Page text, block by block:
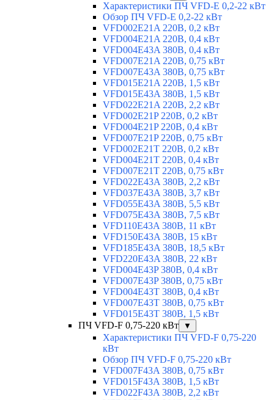
Характеристики ПЧ VFD-E 0,2-22 кВт
Обзор ПЧ VFD-E 0,2-22 кВт
VFD002E21A 220В, 0,2 кВт
VFD004E21A 220В, 0,4 кВт
VFD004E43A 380В, 0,4 кВт
VFD007E21A 220В, 0,75 кВт
VFD007E43A 380В, 0,75 кВт
VFD015E21A 220В, 1,5 кВт
VFD015E43A 380В, 1,5 кВт
VFD022E21A 220В, 2,2 кВт
VFD002E21P 220В, 0,2 кВт
VFD004E21P 220В, 0,4 кВт
VFD007E21P 220В, 0,75 кВт
VFD002E21T 220В, 0,2 кВт
VFD004E21T 220В, 0,4 кВт
VFD007E21T 220В, 0,75 кВт
VFD022E43A 380В, 2,2 кВт
VFD037E43A 380В, 3,7 кВт
VFD055E43A 380В, 5,5 кВт
VFD075E43A 380В, 7,5 кВт
VFD110E43A 380В, 11 кВт
VFD150E43A 380В, 15 кВт
VFD185E43A 380В, 18,5 кВт
VFD220E43A 380В, 22 кВт
VFD004E43P 380В, 0,4 кВт
VFD007E43P 380В, 0,75 кВт
VFD004E43T 380В, 0,4 кВт
VFD007E43T 380В, 0,75 кВт
VFD015E43T 380В, 1,5 кВт
ПЧ VFD-F 0,75-220 кВт
▼
Характеристики ПЧ VFD-F 0,75-220
кВт
Обзор ПЧ VFD-F 0,75-220 кВт
VFD007F43A 380В, 0,75 кВт
VFD015F43A 380В, 1,5 кВт
VFD022F43A 380В, 2,2 кВт